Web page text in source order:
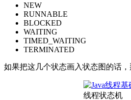
NEW
RUNNABLE
BLOCKED
WAITING
TIMED_WAITING
TERMINATED
如果把这几个状态画入状态图的话，
线程状态机